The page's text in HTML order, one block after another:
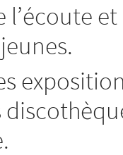
l’écoute